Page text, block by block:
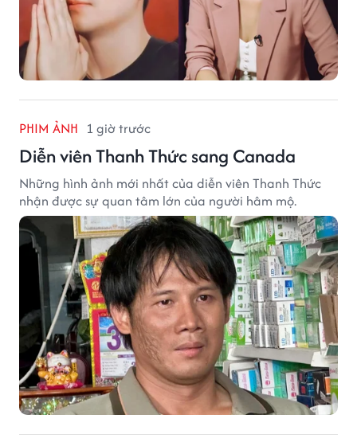
PHIM ẢNH 1 giờ trước
Diễn viên Thanh Thức sang Canada
Những hình ảnh mới nhất của diễn viên Thanh Thức
nhận được sự quan tâm lớn của người hâm mộ.